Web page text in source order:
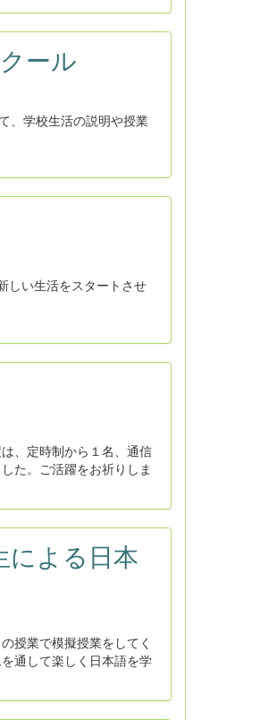
ール
、学校生活の説明や授業
しい生活をスタートさせ
、定時制から１名、通信
た。ご活躍をお祈りしま
による日本
授業で模擬授業をしてく
通して楽しく日本語を学